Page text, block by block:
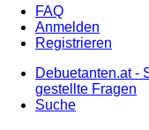
FAQ
Anmelden
Registrieren
Debuetanten.at -
gestellte Fragen
Suche